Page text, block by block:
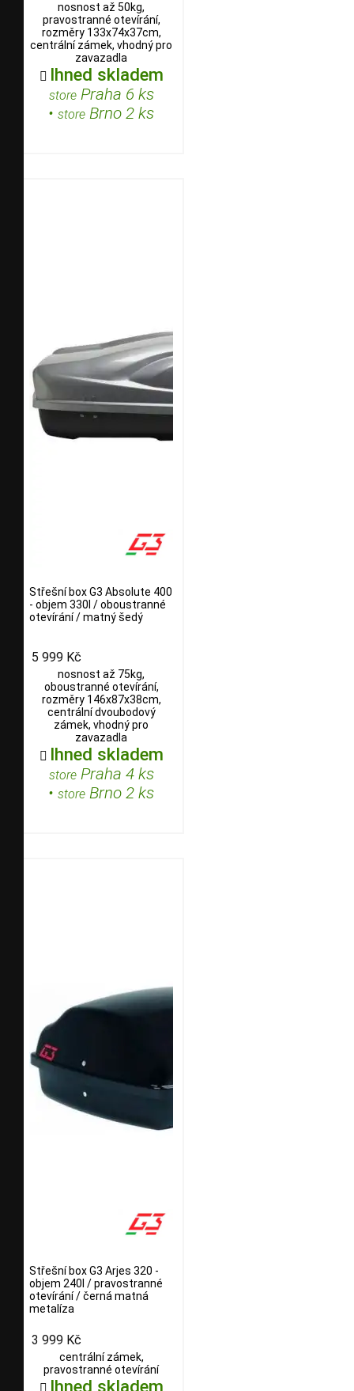
nosnost až 50kg,
pravostranné otevírání,
rozměry 133x74x37cm,
centrální zámek, vhodný pro
zavazadla
 Ihned skladem
storePraha 6 ks
• store Brno 2 ks
Střešní box G3 Absolute 400
- objem 330l / oboustranné
otevírání / matný šedý
5 999 Kč
nosnost až 75kg,
oboustranné otevírání,
rozměry 146x87x38cm,
centrální dvoubodový
zámek, vhodný pro
zavazadla
 Ihned skladem
storePraha 4 ks
• store Brno 2 ks
Střešní box G3 Arjes 320 -
objem 240l / pravostranné
otevírání / černá matná
metalíza
3 999 Kč
centrální zámek,
pravostranné otevírání
Ihned skladem